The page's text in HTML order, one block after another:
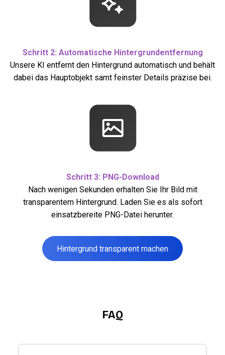
Schritt 2: Automatische Hintergrundentfernung
Unsere KI entfernt den Hintergrund automatisch und behält
dabei das Hauptobjekt samt feinster Details präzise bei.
Schritt 3: PNG-Download
Nach wenigen Sekunden erhalten Sie Ihr Bild mit
transparentem Hintergrund. Laden Sie es als sofort
einsatzbereite PNG-Datei herunter.
Hintergrund transparent machen
FAQ